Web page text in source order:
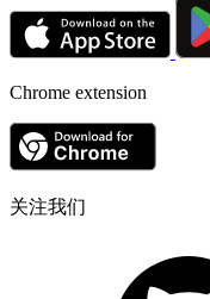
Chrome extension
关注我们